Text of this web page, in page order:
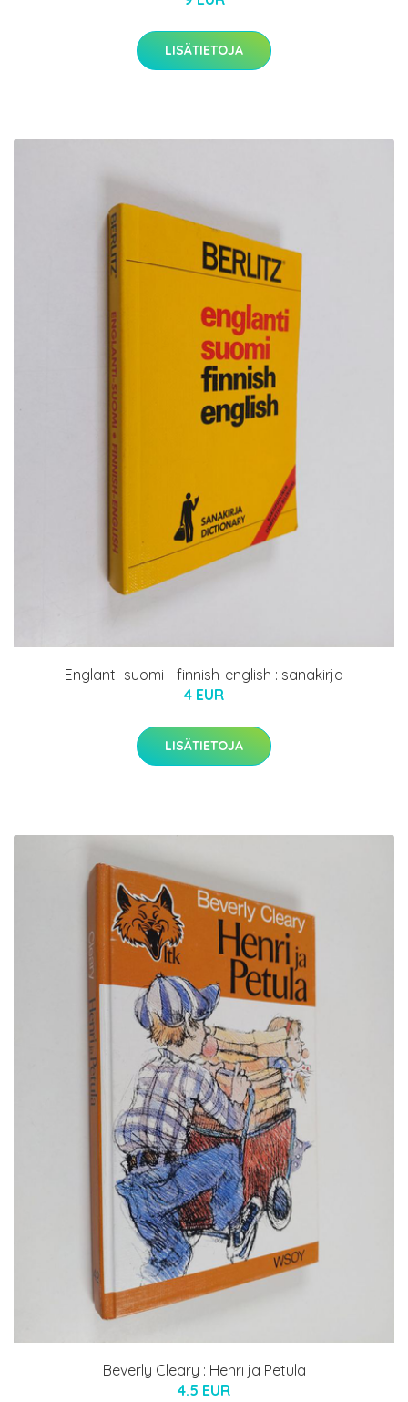
LISÄTIETOJA
Englanti-suomi - finnish-english : sanakirja
4 EUR
LISÄTIETOJA
Beverly Cleary : Henri ja Petula
4.5 EUR